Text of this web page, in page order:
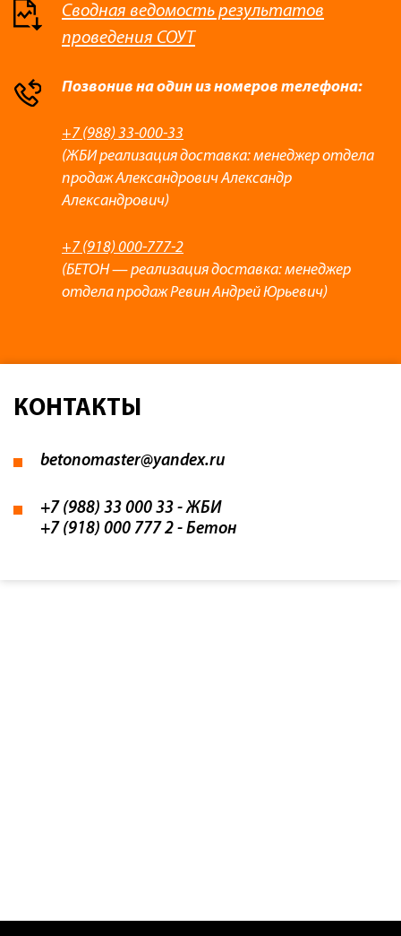
Сводная ведомость результатов
проведения СОУТ
Позвонив на один из номеров телефона:
+7 (988) 33-000-33
(ЖБИ реализация доставка: менеджер отдела
продаж Александрович Александр
Александрович)
+7 (918) 000-777-2
(БЕТОН — реализация доставка: менеджер
отдела продаж Ревин Андрей Юрьевич)
КОНТАКТЫ
betonomaster@yandex.ru
+7 (988) 33 000 33 - ЖБИ
+7 (918) 000 777 2 - Бетон